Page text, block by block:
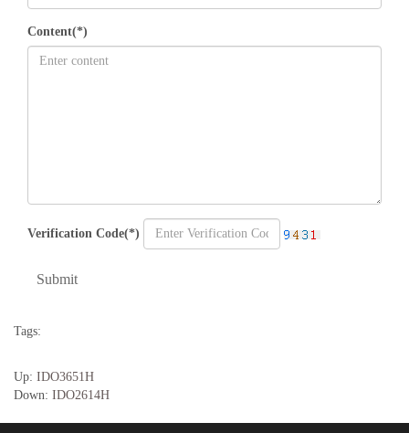
Content(*)
Verification Code(*)
Submit
Tags:
Up: IDO3651H
Down: IDO2614H